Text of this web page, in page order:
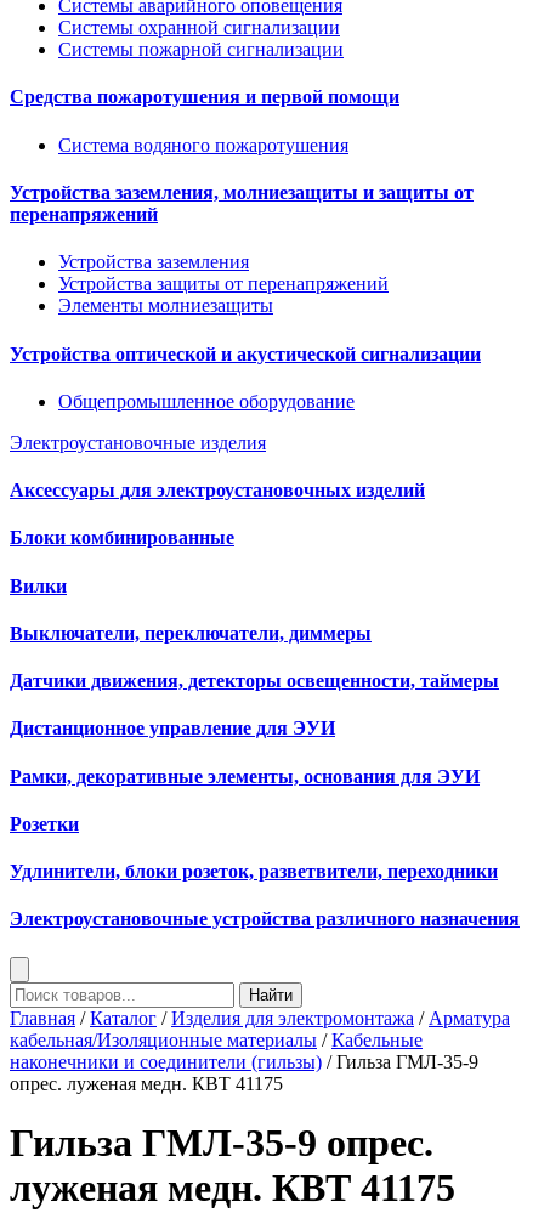
Системы аварийного оповещения
Системы охранной сигнализации
Системы пожарной сигнализации
Средства пожаротушения и первой помощи
Система водяного пожаротушения
Устройства заземления, молниезащиты и защиты от
перенапряжений
Устройства заземления
Устройства защиты от перенапряжений
Элементы молниезащиты
Устройства оптической и акустической сигнализации
Общепромышленное оборудование
Электроустановочные изделия
Аксессуары для электроустановочных изделий
Блоки комбинированные
Вилки
Выключатели, переключатели, диммеры
Датчики движения, детекторы освещенности, таймеры
Дистанционное управление для ЭУИ
Рамки, декоративные элементы, основания для ЭУИ
Розетки
Удлинители, блоки розеток, разветвители, переходники
Электроустановочные устройства различного назначения
Найти
Главная /Каталог /Изделия для электромонтажа / Арматура
кабельная/Изоляционные материалы /Кабельные
наконечники и соединители (гильзы) / Гильза ГМЛ-35-9
опрес. луженая медн. КВТ 41175
Гильза ГМЛ-35-9 опрес.
луженая медн. КВТ 41175